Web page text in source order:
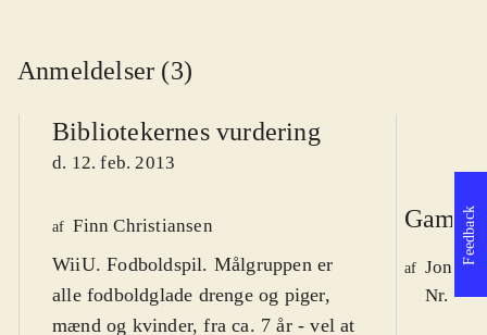
Anmeldelser (3)
Bibliotekernes vurdering
d. 12. feb. 2013
af Finn Christiansen
WiiU. Fodboldspil. Målgruppen er
alle fodboldglade drenge og piger,
mænd og kvinder, fra ca. 7 år - vel at
Game
af Jonas
Nr.
Feedback